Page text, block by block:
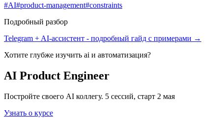
#AI#product-management#constraints
Подробный разбор
Telegram + AI-ассистент - подробный гайд с примерами →
Хотите глубже изучить ai и автоматизация?
AI Product Engineer
Постройте своего AI коллегу. 5 сессий, старт 2 мая
Узнать о курсе